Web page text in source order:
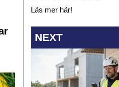
Läs mer här!
NEXT